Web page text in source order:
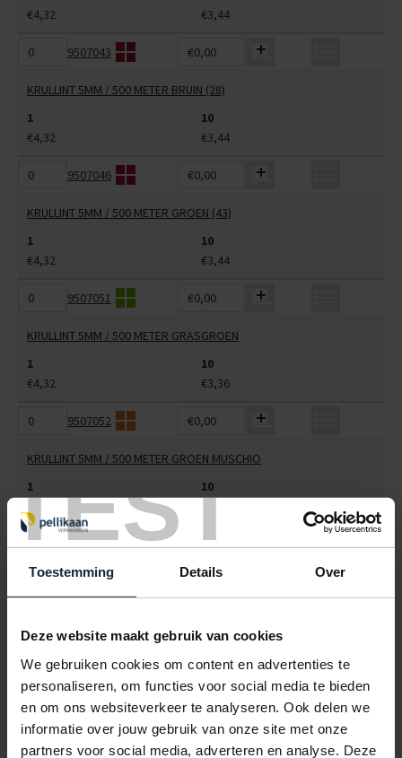
TEST
Toestemming Details Over
Deze website maakt gebruik van cookies
We gebruiken cookies om content en advertenties te
personaliseren, om functies voor social media te bieden
en om ons websiteverkeer te analyseren. Ook delen we
informatie over jouw gebruik van onze site met onze
partners voor social media, adverteren en analyse. Deze
€4,32
€3,44
9507043 €0,00
KRULLINT 5MM / 500 METER BRUIN (28)
1
10
€4,32
€3,44
9507046 €0,00
KRULLINT 5MM / 500 METER GROEN (43)
1
10
€4,32
€3,44
9507051 €0,00
KRULLINT 5MM / 500 METER GRASGROEN
1
10
€4,32
€3,36
9507052 €0,00
KRULLINT 5MM / 500 METER GROEN MUSCHIO
1
10
9507055 €0,00
KRULLINT 5MM / 500 METER GROEN (13)
€4,32
9507059 €0,00
KRULLINT 5MM / 500 METER DONKERBLAUW (45)
1
10
€4,32
€3,36